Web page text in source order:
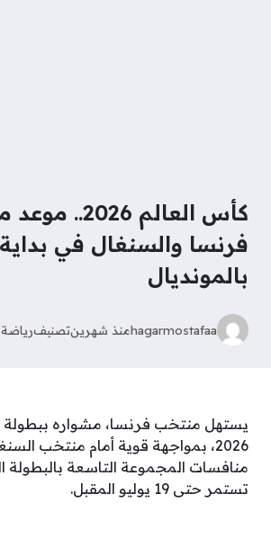
كأس العالم 2026..
فرنسا والسنغال في
بالمونديال
hagarmostafaaمنذ شهرينتصنيفرياضة
يستهل منتخب فرنسا، مشواره ببطولة
2026، بمواجهة قوية أمام منتخب
منافسات المجموعة التاسعة بالبطولة
تستمر حتى 19 يوليو المقبل.